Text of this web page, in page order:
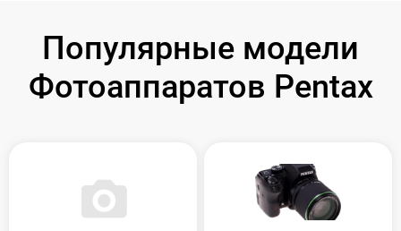
Популярные модели
Фотоаппаратов Pentax